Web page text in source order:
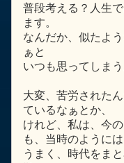
普段考える？人生
ます。
なんだか、似たよ
ぁと
いつも思ってしまう
大変、苦労された
ているなぁとか、
けれど、私は、今
も、当時のようには
うまく、時代をま